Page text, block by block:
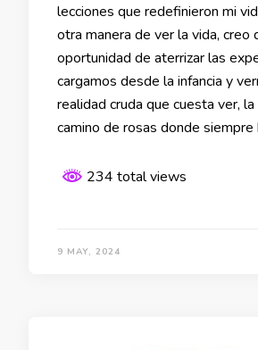
lecciones que redefinieron mi
otra manera de ver la vida, creo
oportunidad de aterrizar las
cargamos desde la infancia y
realidad cruda que cuesta ver,
camino de rosas donde siempre
234 total views
9 MAY, 2024